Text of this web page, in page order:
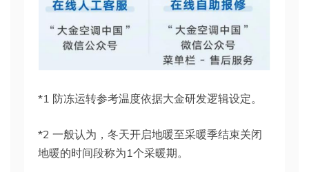
*1 防冻运转参考温度依据大金研发逻辑设定。
*2 一般认为，冬天开启地暖至采暖季结束关闭
地暖的时间段称为1个采暖期。